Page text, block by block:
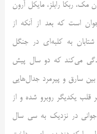
مک، ربکا رابلز، مایکل آرون
است که بعد از آنکه از
به کلبه‌ای در جنگل
می‌کند که دو سال پیش
سارق و پیرمرد جدال‌هایی
قلب یکدیگر روبرو شده و از
در نزدیک به سی سال